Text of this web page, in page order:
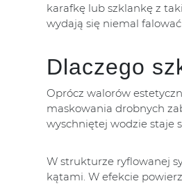
karafkę lub szklankę z
wydają się niemal
Dlaczego
Oprócz walorów
maskowania drobnych
wyschniętej wodzie staje
W strukturze ryflowanej
kątami. W efekcie